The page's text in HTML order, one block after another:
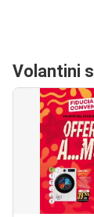
Volantini